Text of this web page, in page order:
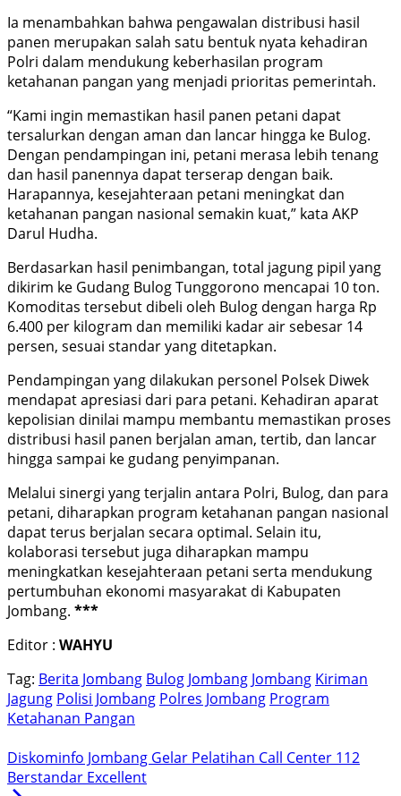
Ia menambahkan bahwa pengawalan distribusi hasil
panen merupakan salah satu bentuk nyata kehadiran
Polri dalam mendukung keberhasilan program
ketahanan pangan yang menjadi prioritas pemerintah.
“Kami ingin memastikan hasil panen petani dapat
tersalurkan dengan aman dan lancar hingga ke Bulog.
Dengan pendampingan ini, petani merasa lebih tenang
dan hasil panennya dapat terserap dengan baik.
Harapannya, kesejahteraan petani meningkat dan
ketahanan pangan nasional semakin kuat,” kata AKP
Darul Hudha.
Berdasarkan hasil penimbangan, total jagung pipil yang
dikirim ke Gudang Bulog Tunggorono mencapai 10 ton.
Komoditas tersebut dibeli oleh Bulog dengan harga Rp
6.400 per kilogram dan memiliki kadar air sebesar 14
persen, sesuai standar yang ditetapkan.
Pendampingan yang dilakukan personel Polsek Diwek
mendapat apresiasi dari para petani. Kehadiran aparat
kepolisian dinilai mampu membantu memastikan proses
distribusi hasil panen berjalan aman, tertib, dan lancar
hingga sampai ke gudang penyimpanan.
Melalui sinergi yang terjalin antara Polri, Bulog, dan para
petani, diharapkan program ketahanan pangan nasional
dapat terus berjalan secara optimal. Selain itu,
kolaborasi tersebut juga diharapkan mampu
meningkatkan kesejahteraan petani serta mendukung
pertumbuhan ekonomi masyarakat di Kabupaten
Jombang. ***
Editor : WAHYU
Tag: Berita Jombang Bulog Jombang Jombang Kiriman
Jagung Polisi Jombang Polres Jombang Program
Ketahanan Pangan
Diskominfo Jombang Gelar Pelatihan Call Center 112
Berstandar Excellent